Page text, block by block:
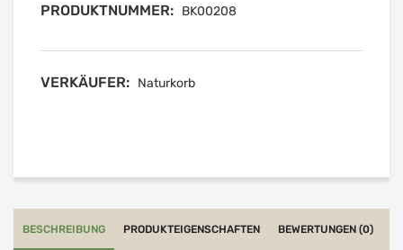
PRODUKTNUMMER: BK00208
VERKÄUFER: Naturkorb
BESCHREIBUNG PRODUKTEIGENSCHAFTEN BEWERTUNGEN (0)